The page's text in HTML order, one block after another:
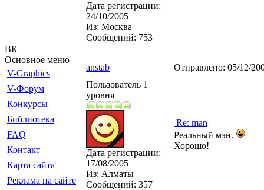
ВК
Основное меню
V-Graphics
V-Форум
Конкурсы
Библиотека
FAQ
Контакт
Карта сайта
Реклама на сайте
Дата регистрации:
24/10/2005
Из: Москва
Сообщений: 753
anstab Отправлено: 05/12/
Пользователь 1
уровня
Дата регистрации:
17/08/2005
Из: Алматы
Сообщений: 357
Re: man
Реальный мэн.
Хорошо!